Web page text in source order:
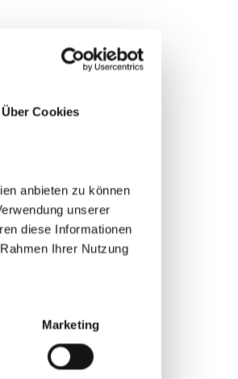
Über Cookies
anbieten zu können
unserer
diese Informationen
Ihrer Nutzung
Marketing